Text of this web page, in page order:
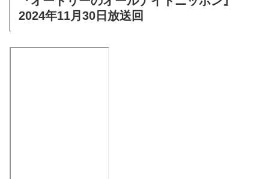
2024年11月30日放送回